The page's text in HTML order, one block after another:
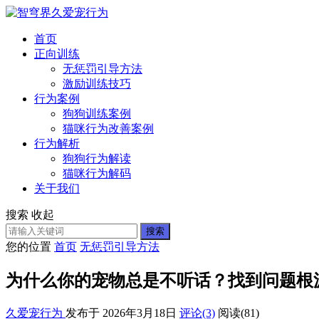
首页
正向训练
无惩罚引导方法
激励训练技巧
行为案例
狗狗训练案例
猫咪行为改善案例
行为解析
狗狗行为解读
猫咪行为解码
关于我们
搜索 收起
搜索
您的位置 首页 无惩罚引导方法
为什么你的宠物总是不听话？找到问题根
久爱宠行为 发布于 2026年3月18日 评论(3) 阅读(81)